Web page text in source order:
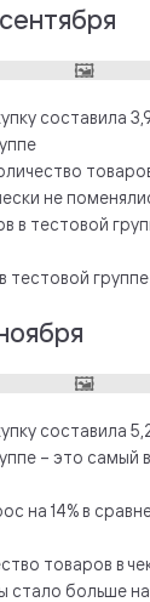
составила
не
в тестовой
группе
составила
– это самый
на 14% в
товаров в
стало больше